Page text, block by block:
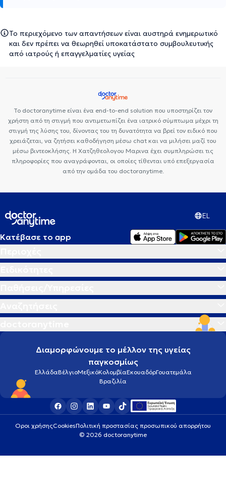
Το περιεχόμενο των απαντήσεων είναι αυστηρά ενημερωτικό
και δεν πρέπει να θεωρηθεί υποκατάστατο συμβουλευτικής
από ιατρούς ή επαγγελματίες υγείας
Το doctoranytime είναι ένα end-to-end solution που υποστηρίζει τον
χρήστη από τη στιγμή που αντιμετωπίζει ένα ιατρικό σύμπτωμα μέχρι τη
στιγμή της λύσης του, δίνοντας του τη δυνατότητα να βρεί τον ειδικό που
χρειάζεται, να ζητήσει καθοδήγηση μέσω chat και να μιλήσει μαζί του
μέσω βιντεοκλήσης. Η Χατζηθεολογου Μαρινα έχει συμπληρώσει τις
πληροφορίες που αναγράφονται, οι οποίες τίθενται υπό επεξεργασία
από την ομάδα του doctoranytime.
EL
Κατέβασε το app
Διαμορφώνουμε το μέλλον της υγείας
παγκοσμίως
ΕλλάδαΒέλγιοΜεξικόΚολομβίαΕκουαδόρΓουατεμάλα
Βραζιλία
Οροι χρήσηςCookiesΠολιτική προστασίας προσωπικού απορρήτου
© 2026 doctoranytime